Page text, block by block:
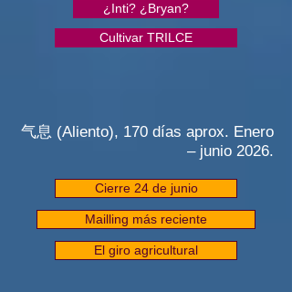
¿Inti? ¿Bryan?
Cultivar TRILCE
气息 (Aliento), 170 días aprox. Enero
– junio 2026.
Cierre 24 de junio
Mailling más reciente
El giro agricultural